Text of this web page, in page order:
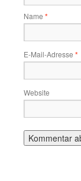
Name *
E-Mail-Adresse *
Website